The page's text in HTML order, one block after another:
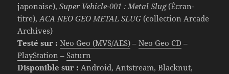
japonaise),Super Vehicle-001 : Metal Slug(Écran-
titre),ACA NEO GEO METAL SLUG (collection Arcade
Archives)
Testé sur : Neo Geo (MVS/AES) –Neo Geo CD –
PlayStation –Saturn
Disponible sur : Android, Antstream, Blacknut,